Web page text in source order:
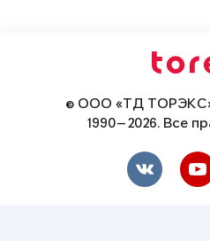
© ООО «ТД ТОРЭКС»
1990—2026. Все